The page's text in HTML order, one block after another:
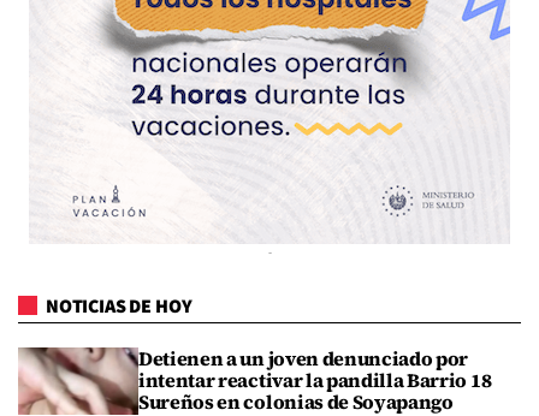
NOTICIAS DE HOY
Detienen a un joven denunciado por
intentar reactivar la pandilla Barrio 18
Sureños en colonias de Soyapango